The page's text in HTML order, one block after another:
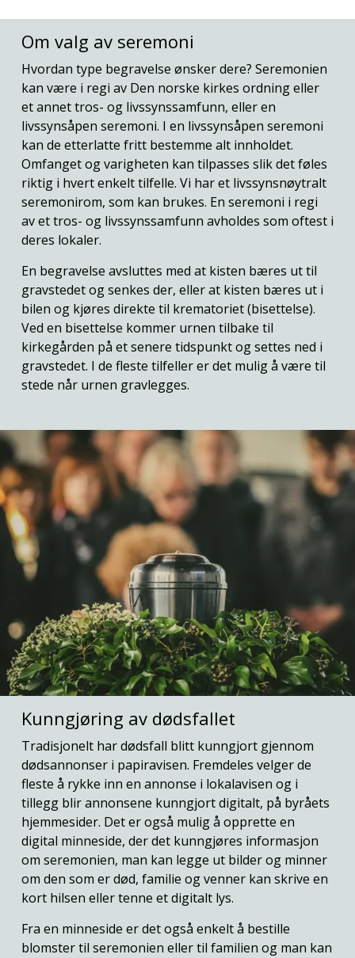
Om valg av seremoni
Hvordan type begravelse ønsker dere? Seremonien
kan være i regi av Den norske kirkes ordning eller
et annet tros- og livssynssamfunn, eller en
livssynsåpen seremoni. I en livssynsåpen seremoni
kan de etterlatte fritt bestemme alt innholdet.
Omfanget og varigheten kan tilpasses slik det føles
riktig i hvert enkelt tilfelle. Vi har et livssynsnøytralt
seremonirom, som kan brukes. En seremoni i regi
av et tros- og livssynssamfunn avholdes som oftest i
deres lokaler.
En begravelse avsluttes med at kisten bæres ut til
gravstedet og senkes der, eller at kisten bæres ut i
bilen og kjøres direkte til krematoriet (bisettelse).
Ved en bisettelse kommer urnen tilbake til
kirkegården på et senere tidspunkt og settes ned i
gravstedet. I de fleste tilfeller er det mulig å være til
stede når urnen gravlegges.
Kunngjøring av dødsfallet
Tradisjonelt har dødsfall blitt kunngjort gjennom
dødsannonser i papiravisen. Fremdeles velger de
fleste å rykke inn en annonse i lokalavisen og i
tillegg blir annonsene kunngjort digitalt, på byråets
hjemmesider. Det er også mulig å opprette en
digital minneside, der det kunngjøres informasjon
om seremonien, man kan legge ut bilder og minner
om den som er død, familie og venner kan skrive en
kort hilsen eller tenne et digitalt lys.
Fra en minneside er det også enkelt å bestille
blomster til seremonien eller til familien og man kan